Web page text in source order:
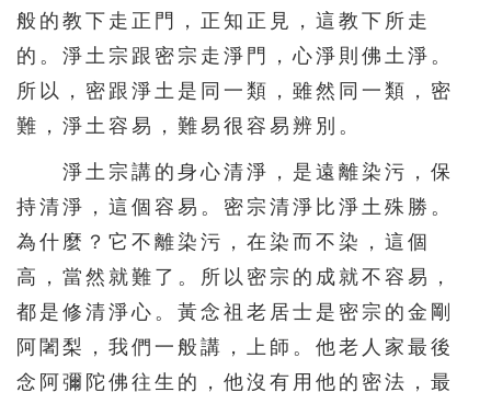
般的教下走正門，正知正見，這教下所走
的。淨土宗跟密宗走淨門，心淨則佛土淨。
所以，密跟淨土是同一類，雖然同一類，密
難，淨土容易，難易很容易辨別。
淨土宗講的身心清淨，是遠離染污，保
持清淨，這個容易。密宗清淨比淨土殊勝。
為什麼？它不離染污，在染而不染，這個
高，當然就難了。所以密宗的成就不容易，
都是修清淨心。黃念祖老居士是密宗的金剛
阿闍梨，我們一般講，上師。他老人家最後
念阿彌陀佛往生的，他沒有用他的密法，最